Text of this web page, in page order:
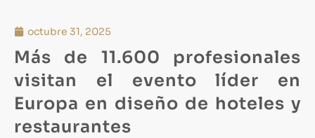
octubre 31, 2025
Más de 11.600 profesionales
visitan el evento líder en
Europa en diseño de hoteles y
restaurantes